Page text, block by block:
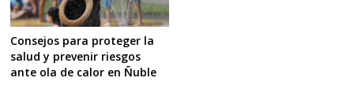
Consejos para proteger la
salud y prevenir riesgos
ante ola de calor en Ñuble